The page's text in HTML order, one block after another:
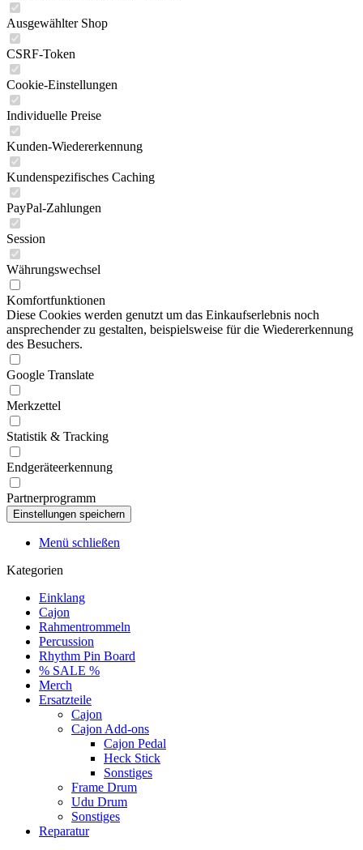
Ausgewählter Shop
CSRF-Token
Cookie-Einstellungen
Individuelle Preise
Kunden-Wiedererkennung
Kundenspezifisches Caching
PayPal-Zahlungen
Session
Währungswechsel
Komfortfunktionen
Diese Cookies werden genutzt um das Einkaufserlebnis noch
ansprechender zu gestalten, beispielsweise für die Wiedererkennung
des Besuchers.
Google Translate
Merkzettel
Statistik & Tracking
Endgeräteerkennung
Partnerprogramm
Menü schließen
Kategorien
Einklang
Cajon
Rahmentrommeln
Percussion
Rhythm Pin Board
% SALE %
Merch
Ersatzteile
Cajon
Cajon Add-ons
Cajon Pedal
Heck Stick
Sonstiges
Frame Drum
Udu Drum
Sonstiges
Reparatur